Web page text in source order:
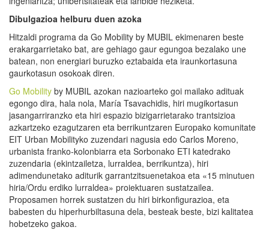
Dibulgazioa helburu duen azoka
Hitzaldi programa da Go Mobility by MUBIL ekimenaren beste
erakargarrietako bat, are gehiago gaur egungoa bezalako une
batean, non energiari buruzko eztabaida eta iraunkortasuna
gaurkotasun osokoak diren.
Go Mobility by MUBIL azokan nazioarteko goi mailako adituak
egongo dira, hala nola, María Tsavachidis, hiri mugikortasun
jasangarriranzko eta hiri espazio bizigarrietarako trantsizioa
azkartzeko ezagutzaren eta berrikuntzaren Europako komunitate
EIT Urban Mobilityko zuzendari nagusia edo Carlos Moreno,
urbanista franko-kolonbiarra eta Sorbonako ETI katedrako
zuzendaria (ekintzailetza, lurraldea, berrikuntza), hiri
adimendunetako aditurik garrantzitsuenetakoa eta «15 minutuen
hiria/Ordu erdiko lurraldea» proiektuaren sustatzailea.
Proposamen horrek sustatzen du hiri birkonfigurazioa, eta
babesten du hiperhurbiltasuna dela, besteak beste, bizi kalitatea
hobetzeko gakoa.